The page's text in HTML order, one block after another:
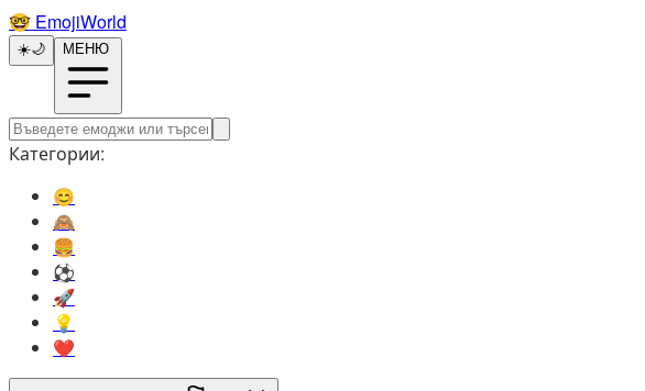
🤓️ EmojiWorld
☀️🌙 МЕНЮ
Категории:
😊️
🙈️
🍔️
⚽️
🚀️
💡️
❤️